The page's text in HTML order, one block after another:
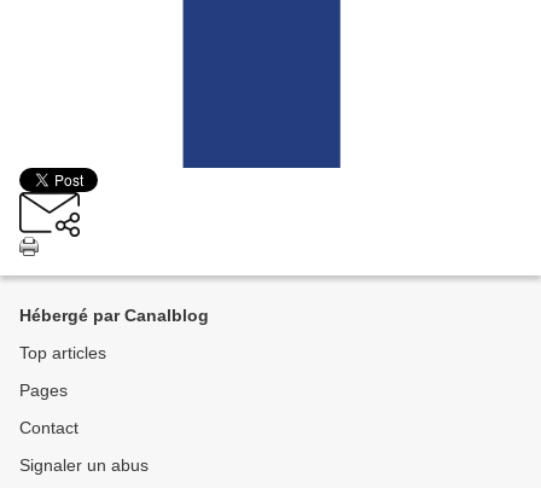
Hébergé par Canalblog
Top articles
Pages
Contact
Signaler un abus